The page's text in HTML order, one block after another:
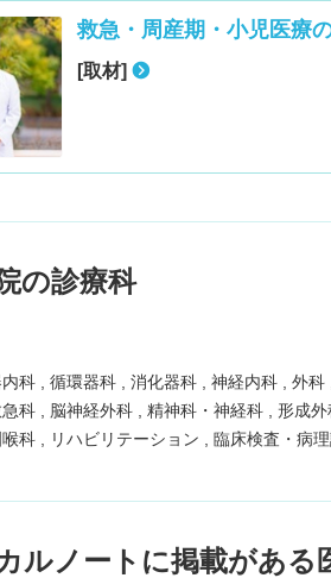
救急・周産期・小児医療
[取材]
の診療科
科 循環器科 消化器科 神経内科 外科
科 脳神経外科 精神科・神経科 形成外
科 リハビリテーション 臨床検査・病
ルノートに掲載がある